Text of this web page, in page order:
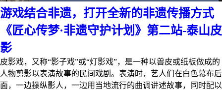
游戏结合非遗，打开全新的非遗传播方式
《匠心传梦·非遗守护计划》第二站-泰山皮
影
皮影戏，又称“影子戏”或“灯影戏”，是一种以兽皮或纸板做成的
人物剪影以表演故事的民间戏剧。表演时，艺人们在白色幕布后
面，一边操纵影人，一边用当地流行的曲调讲述故事，同时配以